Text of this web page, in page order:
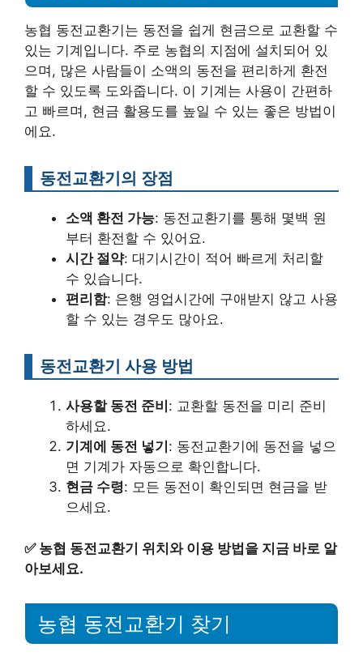
농협 동전교환기는 동전을 쉽게 현금으로 교환할 수
있는 기계입니다. 주로 농협의 지점에 설치되어 있
으며, 많은 사람들이 소액의 동전을 편리하게 환전
할 수 있도록 도와줍니다. 이 기계는 사용이 간편하
고 빠르며, 현금 활용도를 높일 수 있는 좋은 방법이
에요.
동전교환기의 장점
소액 환전 가능: 동전교환기를 통해 몇백 원
부터 환전할 수 있어요.
시간 절약: 대기시간이 적어 빠르게 처리할
수 있습니다.
편리함: 은행 영업시간에 구애받지 않고 사용
할 수 있는 경우도 많아요.
동전교환기 사용 방법
사용할 동전 준비 : 교환할 동전을 미리 준비
하세요.
기계에 동전 넣기 : 동전교환기에 동전을 넣으
면 기계가 자동으로 확인합니다.
현금 수령: 모든 동전이 확인되면 현금을 받
으세요.
✅ 농협 동전교환기 위치와 이용 방법을 지금 바로 알
아보세요.
농협 동전교환기 찾기